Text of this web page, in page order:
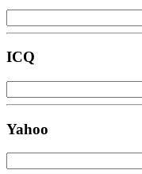
ICQ
Yahoo